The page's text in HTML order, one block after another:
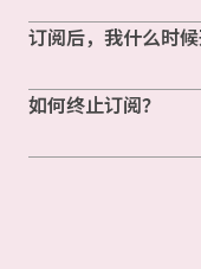
订阅后，我什么时
如何终止订阅？